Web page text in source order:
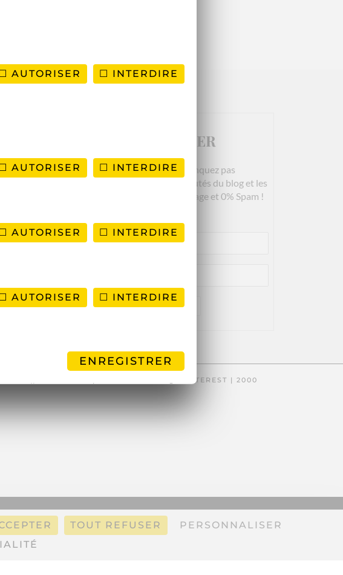
NEWSLETTER
Rejoignez-nous! Ne manquez pas
les derniers articles, les nouveautés du blog et les
bons plans. Garanti 100% Voyage et 0% Spam !
PINTEREST | 2000
WEBSITE DESIGN BYpipdig
AUTORISER INTERDIRE
AUTORISER INTERDIRE
AUTORISER INTERDIRE
AUTORISER INTERDIRE
ENREGISTRER
TOUT REFUSER
PERSONNALISER